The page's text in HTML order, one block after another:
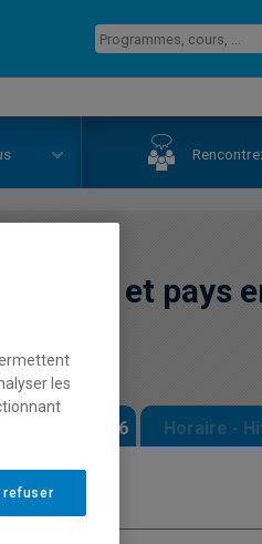
et pays
Automne 2026 Horaire -
les
refuser